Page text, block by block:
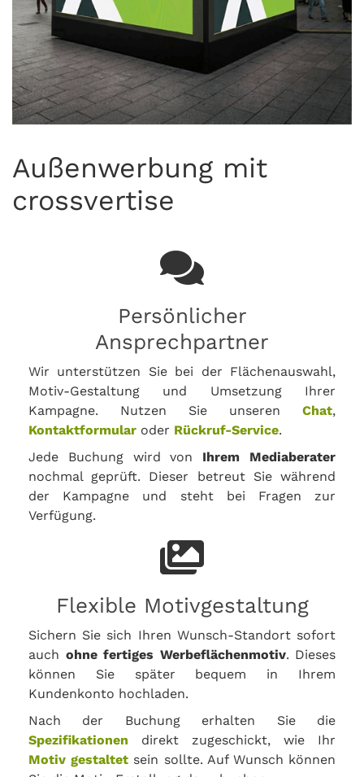
Außenwerbung mit
crossvertise
Persönlicher
Ansprechpartner
Wir unterstützen Sie bei der Flächenauswahl,
Motiv-Gestaltung und Umsetzung Ihrer
Kampagne. Nutzen Sie unseren Chat,
Kontaktformular oder Rückruf-Service.
Jede Buchung wird von Ihrem Mediaberater
nochmal geprüft. Dieser betreut Sie während
der Kampagne und steht bei Fragen zur
Verfügung.
Flexible Motivgestaltung
Sichern Sie sich Ihren Wunsch-Standort sofort
auch ohne fertiges Werbeflächenmotiv. Dieses
können Sie später bequem in Ihrem
Kundenkonto hochladen.
Nach der Buchung erhalten Sie die
Spezifikationen direkt zugeschickt, wie Ihr
Motiv gestaltet sein sollte. Auf Wunsch können